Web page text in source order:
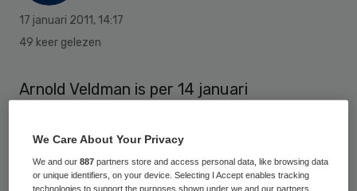
17 januari 2011, 14:17
49 keer gelezen
Arnold Veldman is per 14 januari
toezicht van Stichting BerneZorg te
Heeswijk. Veldman volgt Ad Kluijtmans op
die sinds 1999 lid is van de raad. Hij is niet
We Care About Your Privacy
We and our887 partners store and access personal data, like browsing data
or unique identifiers, on your device. Selecting I Accept enables tracking
technologies to support the purposes shown under we and our partners